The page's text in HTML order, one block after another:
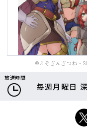
©えぞぎんぎつね・
放送時間
毎週月曜日